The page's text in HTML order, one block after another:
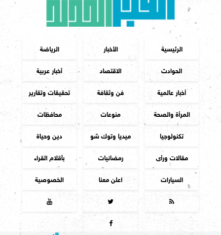
الرئيسية الأخبار
الرياضة
الحوادث
الاقتصاد
أخبار عربية
أخبار عالمية
فن وثقافة
تحقيقات وتقارير
المرأة والصحة
منوعات
محافظات
تكنولوجيا
ميديا وتوك شو
دين وحياة
مقالات ورأى
رمضانيات
بأقلام القراء
السيارات
اعلن معنا
الخصوصية



